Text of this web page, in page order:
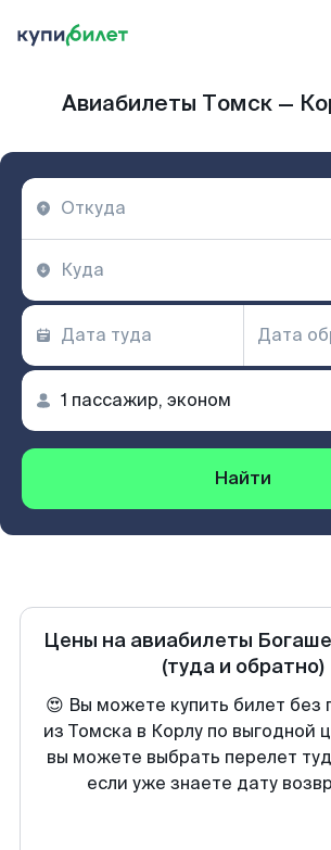
Авиабилеты Томск —
Найти
Цены на авиабилеты
(туда и обратно)
😍 Вы можете купить билет без
из Томска в Корлу по выгодной
вы можете выбрать перелет
если уже знаете дату